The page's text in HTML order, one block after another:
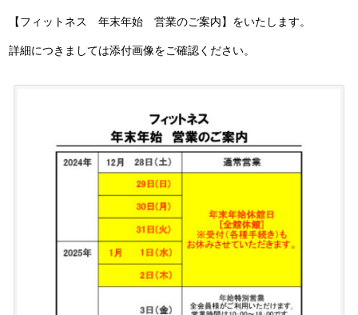
【フィットネス 年末年始 営業のご案内】をいたします。
詳細につきましては添付画像をご確認ください。